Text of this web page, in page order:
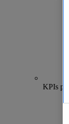
KPIs